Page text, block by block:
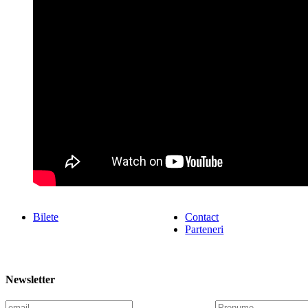
Bilete
Contact
Parteneri
Newsletter